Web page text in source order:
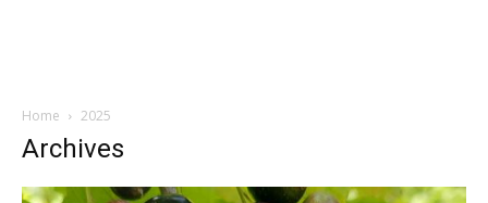
Home 2025
Archives